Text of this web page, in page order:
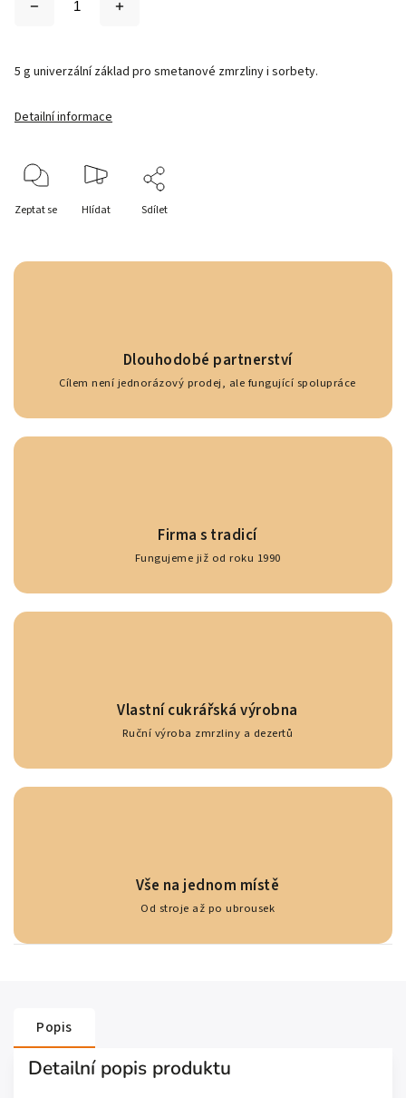
5 g univerzální základ pro smetanové zmrzliny i sorbety.
Detailní informace
Zeptat se Hlídat Sdílet
Dlouhodobé partnerství
Cílem není jednorázový prodej, ale fungující spolupráce
Firma s tradicí
Fungujeme již od roku 1990
Vlastní cukrářská výrobna
Ruční výroba zmrzliny a dezertů
Vše na jednom místě
Od stroje až po ubrousek
Popis
Detailní popis produktu